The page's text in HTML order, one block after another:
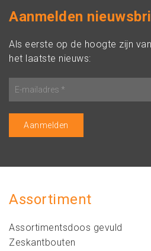
Aanmelden
Als eerste op de hoogte zijn van
het laatste nieuws:
Assortiment
Assortimentsdoos gevuld
Zeskantbouten